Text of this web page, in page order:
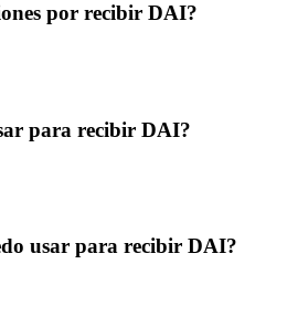
por recibir DAI?
para recibir DAI?
usar para recibir DAI?